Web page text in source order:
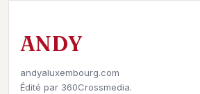
ANDY
andyaluxembourg.com
Édité par 360Crossmedia.